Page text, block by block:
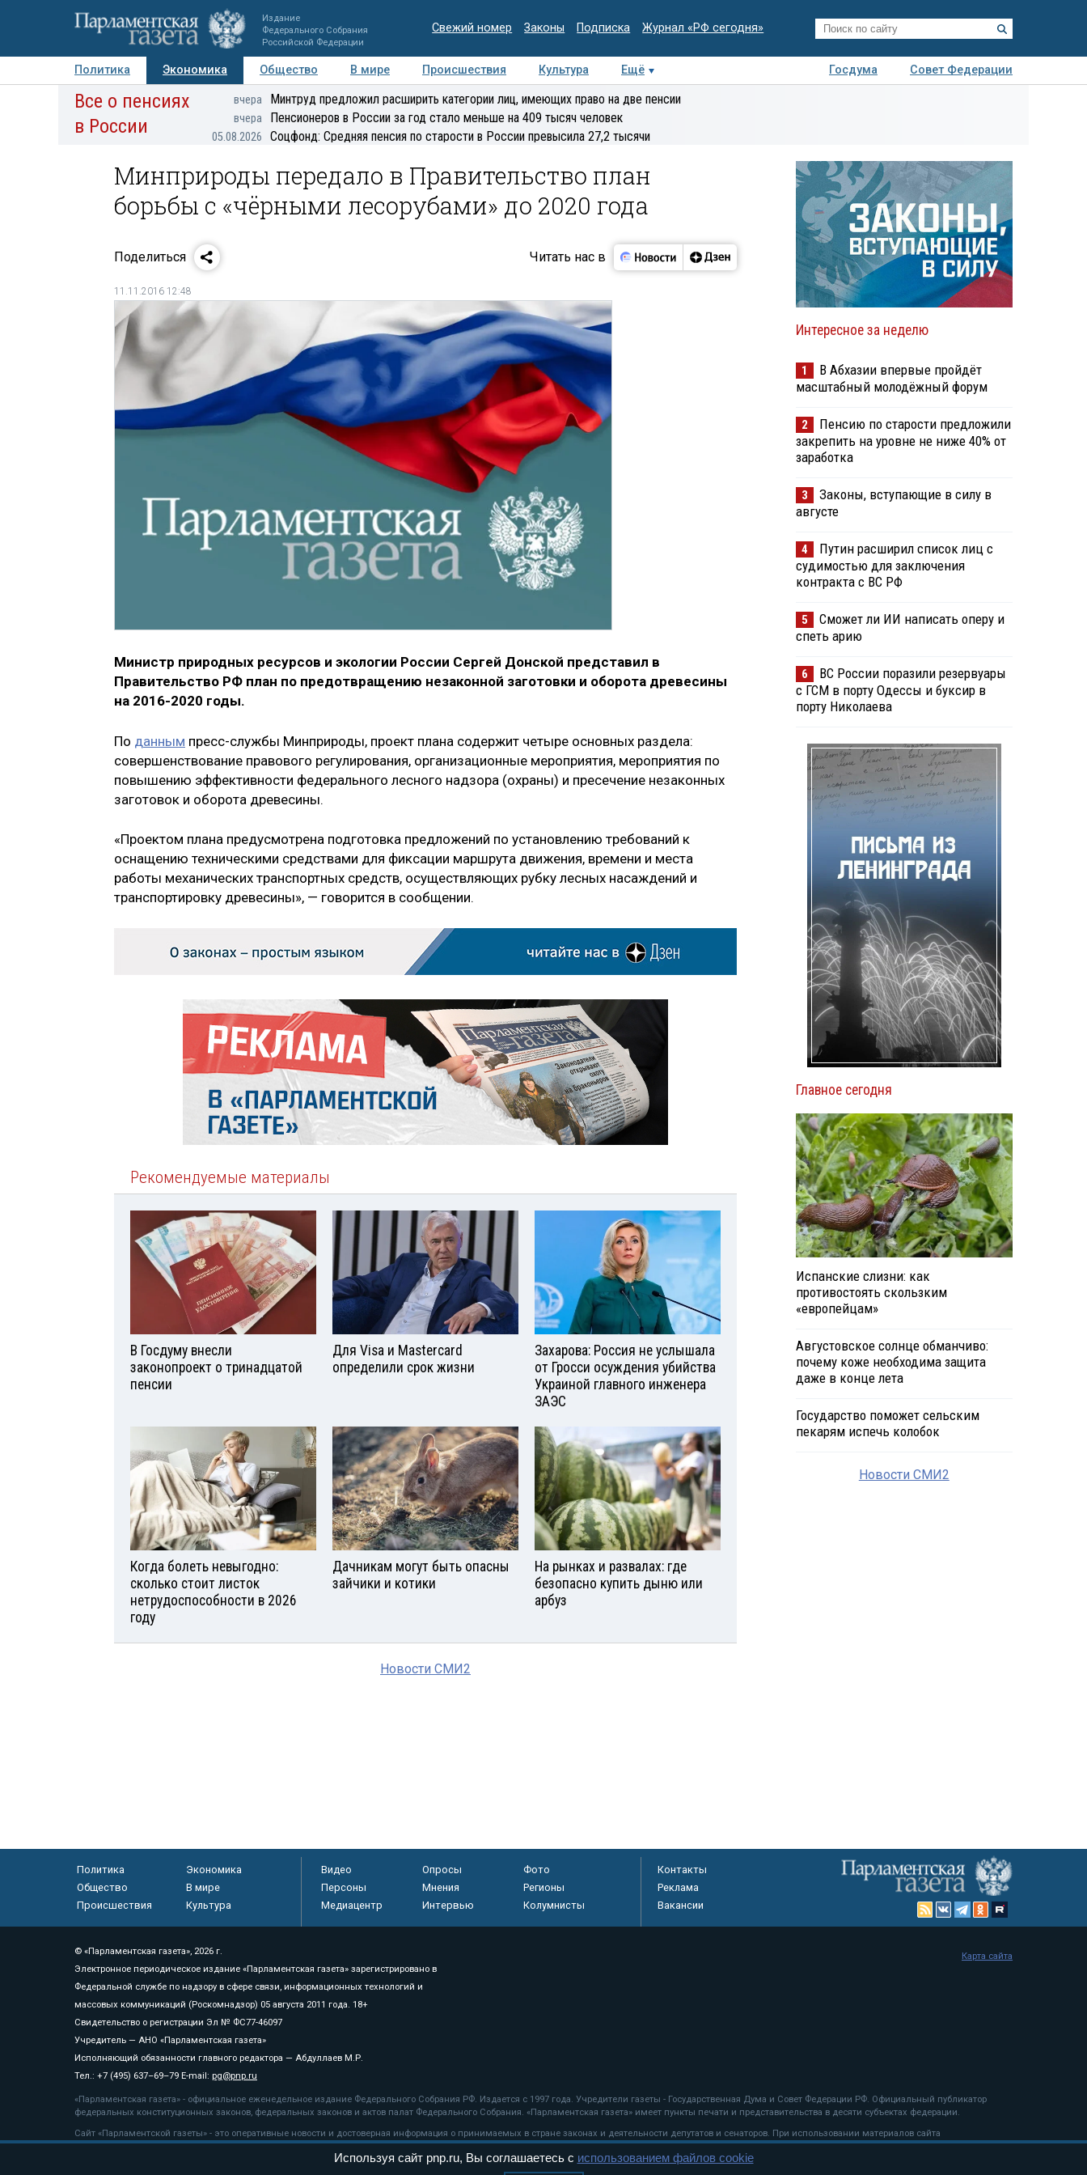
Издание
Федерального Собрания
Российской Федерации
Свежий номер Законы Подписка Журнал «РФ сегодня»
Политика Экономика Общество В мире Происшествия Культура Ещё Госдума
Совет Федерации
Авторы Персоны Мнения Регионы Медиацентр Интервью Колумнисты
Деловая
Все о пенсиях
в России
вчера Минтруд предложил расширить категории лиц, имеющих право на две пенсии
вчера Пенсионеров в России за год стало меньше на 409 тысяч человек
05.08.2026 Соцфонд: Средняя пенсия по старости в России превысила 27,2 тысячи
Минприроды передало в Правительство план
борьбы с «чёрными лесорубами» до 2020 года
Поделиться Читать нас в
11.11.2016 12:48
Министр природных ресурсов и экологии России Сергей Донской представил в
Правительство РФ план по предотвращению незаконной заготовки и оборота древесины
на 2016-2020 годы.
По данным пресс-службы Минприроды, проект плана содержит четыре основных раздела:
совершенствование правового регулирования, организационные мероприятия, мероприятия по
повышению эффективности федерального лесного надзора (охраны) и пресечение незаконных
заготовок и оборота древесины.
«Проектом плана предусмотрена подготовка предложений по установлению требований к
оснащению техническими средствами для фиксации маршрута движения, времени и места
работы механических транспортных средств, осуществляющих рубку лесных насаждений и
транспортировку древесины», — говорится в сообщении.
Рекомендуемые материалы
В Госдуму внесли
законопроект о тринадцатой
пенсии
Для Visа и Mastercard
определили срок жизни
Захарова: Россия не услышала
от Гросси осуждения убийства
Украиной главного инженера
ЗАЭС
Когда болеть невыгодно:
сколько стоит листок
нетрудоспособности в 2026
году
Дачникам могут быть опасны
зайчики и котики
На рынках и развалах: где
безопасно купить дыню или
арбуз
Новости СМИ2
Интересное за неделю
1
В Абхазии впервые пройдёт
масштабный молодёжный форум
2
Пенсию по старости предложили
закрепить на уровне не ниже 40% от
заработка
3
Законы, вступающие в силу в
августе
4
Путин расширил список лиц с
судимостью для заключения
контракта с ВС РФ
5
Сможет ли ИИ написать оперу и
спеть арию
6
ВС России поразили резервуары
с ГСМ в порту Одессы и буксир в
порту Николаева
Главное сегодня
Испанские слизни: как
противостоять скользким
«европейцам»
Августовское солнце обманчиво:
почему коже необходима защита
даже в конце лета
Государство поможет сельским
пекарям испечь колобок
Новости СМИ2
Политика
Экономика
Общество
В мире
Происшествия
Культура
Видео Опросы
Фото
Персоны
Мнения
Регионы
Медиацентр
Интервью Колумнисты
Контакты
Реклама
Вакансии
© «Парламентская газета», 2026 г.
Электронное периодическое издание «Парламентская газета» зарегистрировано в
Федеральной службе по надзору в сфере связи, информационных технологий и
массовых коммуникаций (Роскомнадзор) 05 августа 2011 года. 18+
Свидетельство о регистрации Эл № ФС77-46097
Учредитель — АНО «Парламентская газета»
Исполняющий обязанности главного редактора — Абдуллаев М.Р.
Тел.: +7 (495) 637–69–79 E-mail: pg@pnp.ru
«Парламентская газета» - официальное еженедельное издание Федерального Собрания РФ. Издается с 1997 года. Учредители газеты - Государственная Дума и Совет Федерации РФ. Официальный публикатор
федеральных конституционных законов, федеральных законов и актов палат Федерального Собрания. «Парламентская газета» имеет пункты печати и представительства в десяти субъектах федерации.
Сайт «Парламентской газеты» - это оперативные новости и достоверная информация о принимаемых в стране законах и деятельности депутатов и сенаторов. При использовании материалов сайта
«Парламентской газеты» активная ссылка на pnp.ru обязательна.
рекомендательные технологии
Карта сайта
Используя сайт pnp.ru, Вы соглашаетесь с использованием файлов cookie